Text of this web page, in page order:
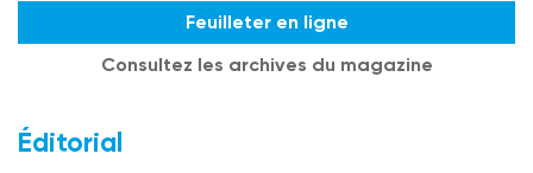
Feuilleter en ligne
Consultez les archives du magazine
Éditorial